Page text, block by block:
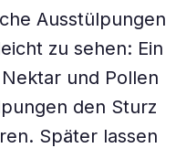
Ausstülpungen
zu sehen: Ein
und Pollen
den Sturz
Später lassen